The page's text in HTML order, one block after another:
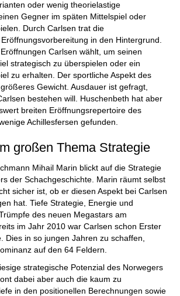
oder wenig theorielastige
Gegner im späten Mittelspiel oder
Durch Carlsen trat die
in den Hintergrund.
Carlsen wählt, um seinen
strategisch zu überspielen oder ein
zu erhalten. Der sportliche Aspekt des
Gewicht. Ausdauer ist gefragt,
bestehen will. Huschenbeth hat aber
breiten Eröffnungsrepertoire des
Achillesfersen gefunden.
großen Thema Strategie
Mihail Marin blickt auf die Strategie
der Schachgeschichte. Marin räumt selbst
sicher ist, ob er diesen Aspekt bei Carlsen
hat. Tiefe Strategie, Energie und
des neuen Megastars am
im Jahr 2010 war Carlsen schon Erster
Dies in so jungen Jahren zu schaffen,
auf den 64 Feldern.
strategische Potenzial des Norwegers
dabei aber auch die kaum zu
in den positionellen Berechnungen sowie